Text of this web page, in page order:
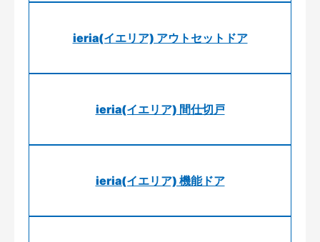
ieria(イエリア) アウトセットドア
ieria(イエリア) 間仕切戸
ieria(イエリア) 機能ドア